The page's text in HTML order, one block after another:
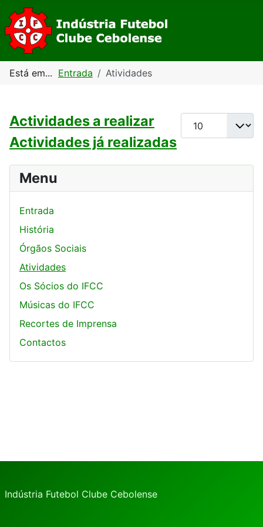
Está em... Entrada Atividades
Menu
Entrada
História
Órgãos Sociais
Atividades
Os Sócios do IFCC
Músicas do IFCC
Recortes de Imprensa
Contactos
Qtd. a exibir
Actividades a realizar
Actividades já realizadas
Indústria Futebol Clube Cebolense